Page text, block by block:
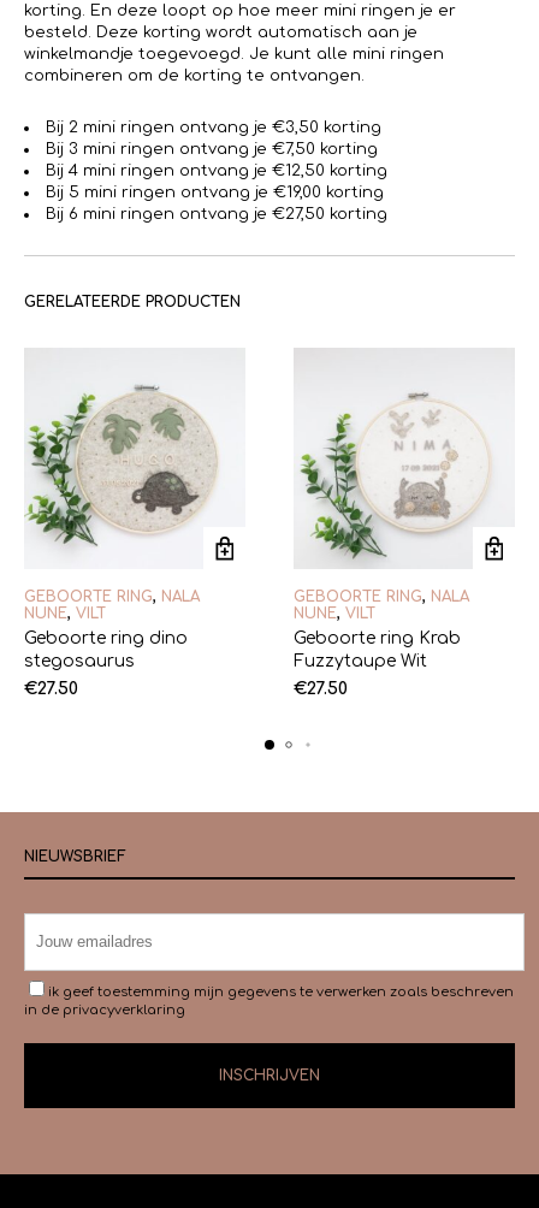
korting. En deze loopt op hoe meer mini ringen je er
besteld. Deze korting wordt automatisch aan je
winkelmandje toegevoegd. Je kunt alle mini ringen
combineren om de korting te ontvangen.
Bij 2 mini ringen ontvang je €3,50 korting
Bij 3 mini ringen ontvang je €7,50 korting
Bij 4 mini ringen ontvang je €12,50 korting
Bij 5 mini ringen ontvang je €19,00 korting
Bij 6 mini ringen ontvang je €27,50 korting
GERELATEERDE PRODUCTEN
GEBOORTE RING, NALA
NUNE, VILT
Geboorte ring dino
stegosaurus
€27.50
GEBOORTE RING, NALA
NUNE, VILT
Geboorte ring Krab
Fuzzytaupe Wit
€27.50
NIEUWSBRIEF
ik geef toestemming mijn gegevens te verwerken zoals beschreven
in de privacyverklaring